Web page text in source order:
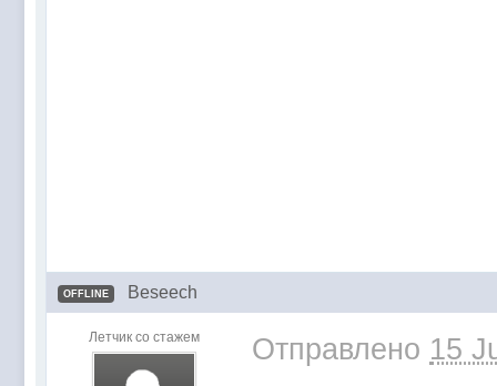
OFFLINE Beseech
Летчик со стажем Отправлено 15